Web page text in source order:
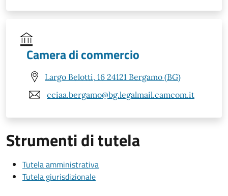
Camera di commercio
Largo Belotti, 16 24121 Bergamo (BG)
cciaa.bergamo@bg.legalmail.camcom.it
Strumenti di tutela
Tutela amministrativa
Tutela giurisdizionale